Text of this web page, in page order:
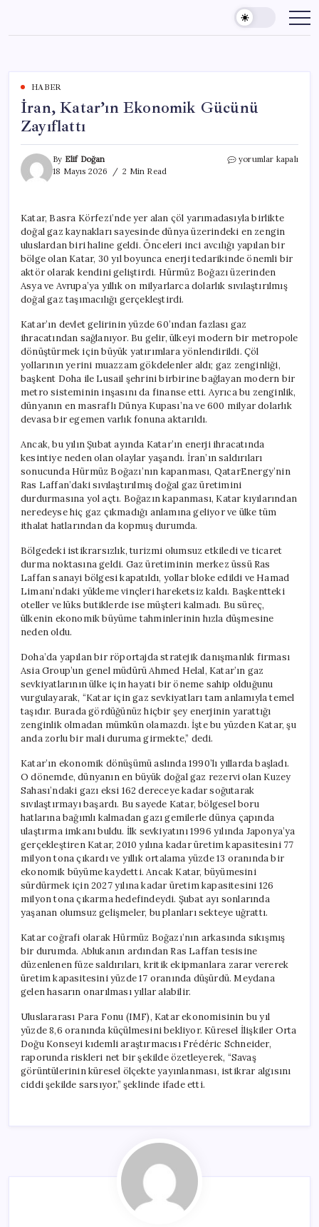
content
HABER
İran, Katar’ın Ekonomik Gücünü
Zayıflattı
By Elif Doğan
18 Mayıs 2026
2 Min Read
İran,
için
yorumlar kapalı
Katar, Basra Körfezi’nde yer alan çöl yarımadasıyla birlikte
doğal gaz kaynakları sayesinde dünya üzerindeki en zengin
uluslardan biri haline geldi. Önceleri inci avcılığı yapılan bir
bölge olan Katar, 30 yıl boyunca enerji tedarikinde önemli bir
aktör olarak kendini geliştirdi. Hürmüz Boğazı üzerinden
Asya ve Avrupa’ya yıllık on milyarlarca dolarlık sıvılaştırılmış
doğal gaz taşımacılığı gerçekleştirdi.
Katar’ın devlet gelirinin yüzde 60’ından fazlası gaz
ihracatından sağlanıyor. Bu gelir, ülkeyi modern bir metropole
dönüştürmek için büyük yatırımlara yönlendirildi. Çöl
yollarının yerini muazzam gökdelenler aldı; gaz zenginliği,
başkent Doha ile Lusail şehrini birbirine bağlayan modern bir
metro sisteminin inşasını da finanse etti. Ayrıca bu zenginlik,
dünyanın en masraflı Dünya Kupası’na ve 600 milyar dolarlık
devasa bir egemen varlık fonuna aktarıldı.
Ancak, bu yılın Şubat ayında Katar’ın enerji ihracatında
kesintiye neden olan olaylar yaşandı. İran’ın saldırıları
sonucunda Hürmüz Boğazı’nın kapanması, QatarEnergy’nin
Ras Laffan’daki sıvılaştırılmış doğal gaz üretimini
durdurmasına yol açtı. Boğazın kapanması, Katar kıyılarından
neredeyse hiç gaz çıkmadığı anlamına geliyor ve ülke tüm
ithalat hatlarından da kopmuş durumda.
Bölgedeki istikrarsızlık, turizmi olumsuz etkiledi ve ticaret
durma noktasına geldi. Gaz üretiminin merkez üssü Ras
Laffan sanayi bölgesi kapatıldı, yollar bloke edildi ve Hamad
Limanı’ndaki yükleme vinçleri hareketsiz kaldı. Başkentteki
oteller ve lüks butiklerde ise müşteri kalmadı. Bu süreç,
ülkenin ekonomik büyüme tahminlerinin hızla düşmesine
neden oldu.
Doha’da yapılan bir röportajda stratejik danışmanlık firması
Asia Group’un genel müdürü Ahmed Helal, Katar’ın gaz
sevkiyatlarının ülke için hayati bir öneme sahip olduğunu
vurgulayarak, “Katar için gaz sevkiyatları tam anlamıyla temel
taşıdır. Burada gördüğünüz hiçbir şey enerjinin yarattığı
zenginlik olmadan mümkün olamazdı. İşte bu yüzden Katar, şu
anda zorlu bir mali duruma girmekte,” dedi.
Katar’ın ekonomik dönüşümü aslında 1990’lı yıllarda başladı.
O dönemde, dünyanın en büyük doğal gaz rezervi olan Kuzey
Sahası’ndaki gazı eksi 162 dereceye kadar soğutarak
sıvılaştırmayı başardı. Bu sayede Katar, bölgesel boru
hatlarına bağımlı kalmadan gazı gemilerle dünya çapında
ulaştırma imkanı buldu. İlk sevkiyatını 1996 yılında Japonya’ya
gerçekleştiren Katar, 2010 yılına kadar üretim kapasitesini 77
milyon tona çıkardı ve yıllık ortalama yüzde 13 oranında bir
ekonomik büyüme kaydetti. Ancak Katar, büyümesini
sürdürmek için 2027 yılına kadar üretim kapasitesini 126
milyon tona çıkarma hedefindeydi. Şubat ayı sonlarında
yaşanan olumsuz gelişmeler, bu planları sekteye uğrattı.
Katar coğrafi olarak Hürmüz Boğazı’nın arkasında sıkışmış
bir durumda. Ablukanın ardından Ras Laffan tesisine
düzenlenen füze saldırıları, kritik ekipmanlara zarar vererek
üretim kapasitesini yüzde 17 oranında düşürdü. Meydana
gelen hasarın onarılması yıllar alabilir.
Uluslararası Para Fonu (IMF), Katar ekonomisinin bu yıl
yüzde 8,6 oranında küçülmesini bekliyor. Küresel İlişkiler Orta
Doğu Konseyi kıdemli araştırmacısı Frédéric Schneider,
raporunda riskleri net bir şekilde özetleyerek, “Savaş
görüntülerinin küresel ölçekte yayınlanması, istikrar algısını
ciddi şekilde sarsıyor,” şeklinde ifade etti.